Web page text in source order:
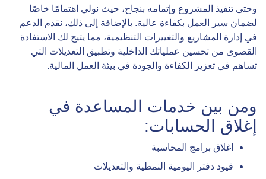
وحتى تنفيذ المشروع وإتمامه بنجاح، حيث نولي اهتمامًا خاصًا
لضمان سير العمل بكفاءة عالية. بالإضافة إلى ذلك، نقدم الدعم
في إدارة المشاريع والتغييرات التنظيمية، مما يتيح لك الاستفادة
القصوى من تحسين عملياتك الداخلية وتطبيق التعديلات التي
تساهم في تعزيز الكفاءة والجودة في بيئة العمل المالية.
ومن بين خدمات المساعدة في
إغلاق الحسابات:
اغلاق برامج المحاسبة
قيود دفتر اليومية النمطية والتعديلات